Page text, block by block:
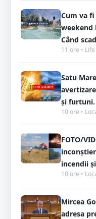
Cum va
weekend
Când
11 ore • Life
Satu
și furtuni.
10 ore •
FOTO/
incendii
10 ore •
Mircea
adresa